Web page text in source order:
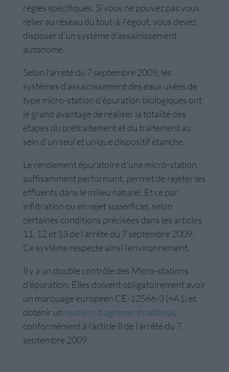
règles spécifiques. Si vous ne pouvez pas vous
relier au réseau du tout-à-l’égout, vous devez
disposer d’un système d’assainissement
autonome.
Selon l’arrêté du 7 septembre 2009, les
systèmes d’assainissement des eaux usées de
type micro-station d’épuration biologiques ont
le grand avantage de réaliser la totalité des
étapes du prétraitement et du traitement au
sein d’un seul et unique dispositif étanche.
Le rendement épuratoire d’une micro-station,
suffisamment performant, permet de rejeter les
effluents dans le milieu naturel. Et ce par
infiltration ou en rejet superficiel, selon
certaines conditions précisées dans les articles
11, 12 et 13 de l’arrêté du 7 septembre 2009.
Ce système respecte ainsi l’environnement.
Il y a un double contrôle des Micro-stations
d’épuration. Elles doivent obligatoirement avoir
un marquage européen CE-12566-3 (+A1) et
obtenir un numéro d’agrément national,
conformément à l’article 8 de l’arrêté du 7
septembre 2009.